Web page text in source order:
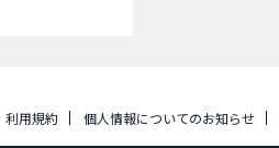
利用規約 個人情報についてのお知らせ